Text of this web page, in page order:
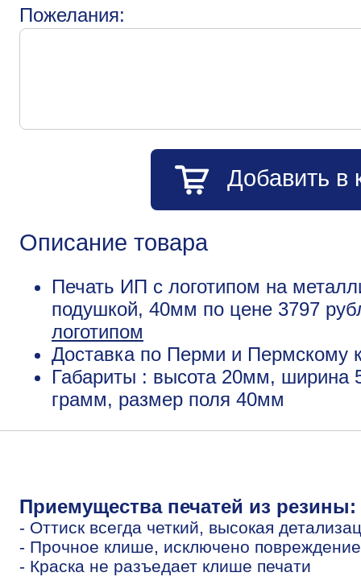
Пожелания:
Добавить в
Описание товара
Печать ИП с логотипом на
подушкой, 40мм по цене 3797
логотипом
Доставка по Перми и Пермскому
Габариты : высота 20мм, ширина
грамм, размер поля 40мм
Приемущества печатей из резины:
- Оттиск всегда четкий, высокая
- Прочное клише, исключено
- Краска не разъедает клише печати